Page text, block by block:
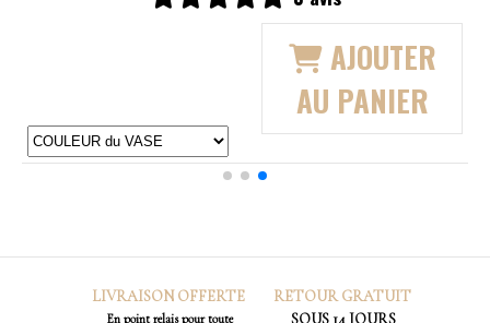
AU
LIVRAISON OFFERTE
En point relais pour toute
RETOURGRATUIT